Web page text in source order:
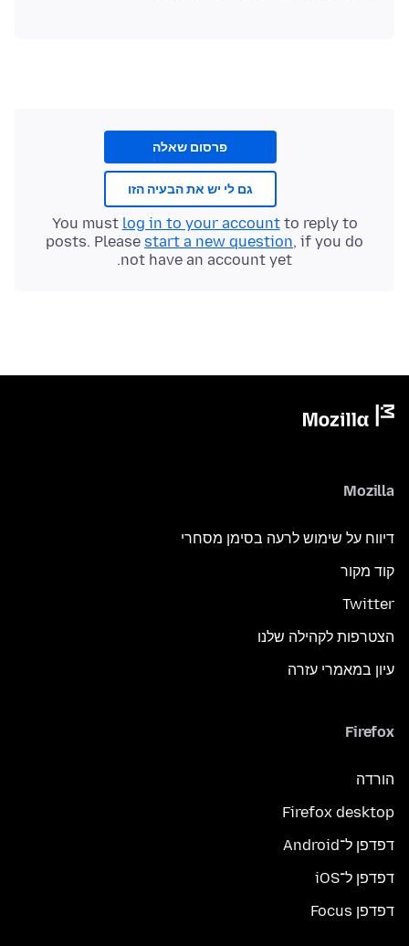
פרסום שאלה
גם לי יש את הבעיה הזו
You must log in to your accountto reply to
posts. Please start a new question, if you do
not have an account yet.
Mozilla
דיווח על שימוש לרעה בסימן מסחרי
קוד מקור
Twitter
הצטרפות לקהילה שלנו
עיון במאמרי עזרה
Firefox
הורדה
Firefox desktop
דפדפן ל־Android
דפדפן ל־iOS
דפדפן Focus